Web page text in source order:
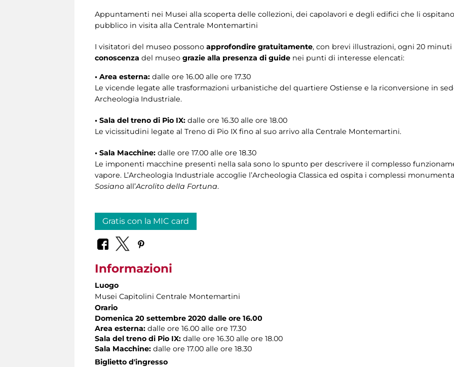
Appuntamenti nei Musei alla scoperta delle collezioni, dei capolavori e degli edifici che li
pubblico in visita alla Centrale Montemartini
I visitatori del museo possono approfondire gratuitamente, con brevi illustrazioni, ogni 20
conoscenza del museo grazie alla presenza di guide nei punti di interesse elencati:
• Area esterna: dalle ore 16.00 alle ore 17.30
Le vicende legate alle trasformazioni urbanistiche del quartiere Ostiense e la riconversione in
Archeologia Industriale.
• Sala del treno di Pio IX: dalle ore 16.30 alle ore 18.00
​Le vicissitudini legate al Treno di Pio IX fino al suo arrivo alla Centrale Montemartini.
• Sala Macchine: dalle ore 17.00 alle ore 18.30
Le imponenti macchine presenti nella sala sono lo spunto per descrivere il complesso
vapore. L’Archeologia Industriale accoglie l’Archeologia Classica ed ospita i complessi
Sosiano all’Acrolito della Fortuna.
Gratis con la MIC card
Informazioni
Luogo
Musei Capitolini Centrale Montemartini
Orario
Domenica 20 settembre 2020 dalle ore 16.00
Area esterna: dalle ore 16.00 alle ore 17.30
Sala del treno di Pio IX: dalle ore 16.30 alle ore 18.00
Sala Macchine: dalle ore 17.00 alle ore 18.30
Biglietto d'ingresso